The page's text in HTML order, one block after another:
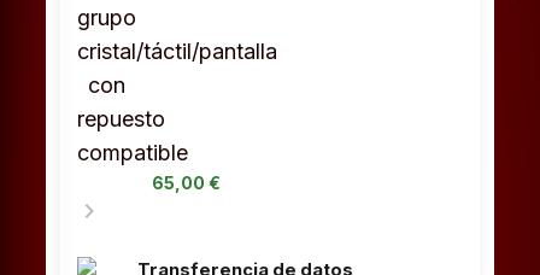
65,00 €
chevron_right
Transferencia de datos